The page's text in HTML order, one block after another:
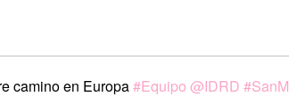
camino en Europa#Equipo @IDRD